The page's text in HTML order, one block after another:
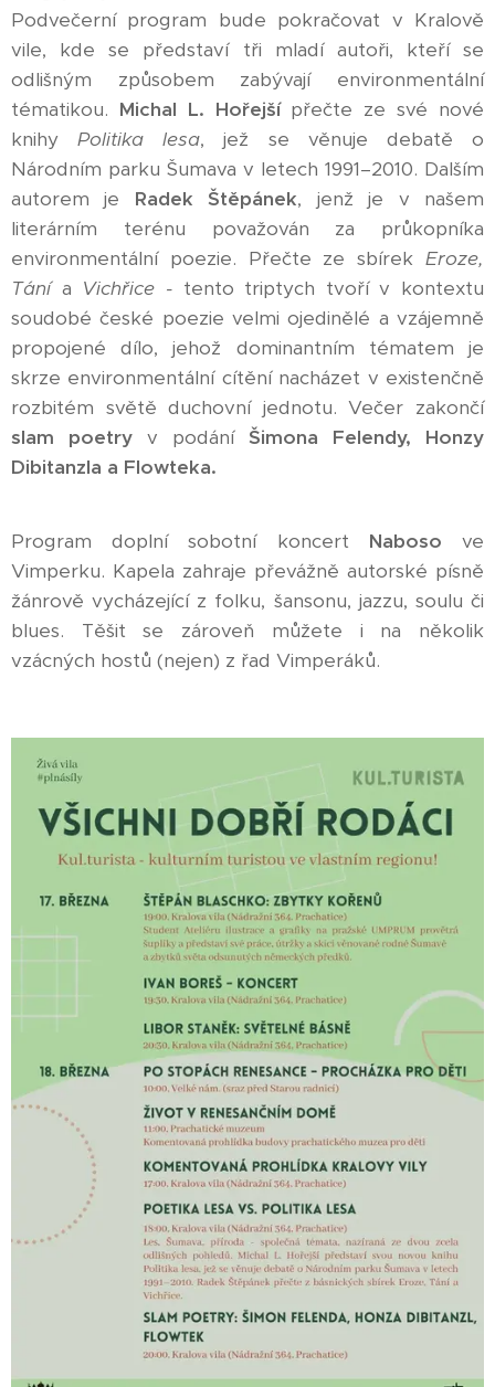
Podvečerní program bude pokračovat v Kralově
vile, kde se představí tři mladí autoři, kteří se
odlišným způsobem zabývají environmentální
tématikou. Michal L. Hořejšípřečte ze své nové
knihyPolitika lesa, jež se věnuje debatě o
Národním parku Šumava v letech 1991–2010. Dalším
autorem je Radek Štěpánek, jenž je v našem
literárním terénu považován za průkopníka
environmentální poezie. Přečte ze sbírek Eroze,
Tánía Vichřice - tento triptych tvoří v kontextu
soudobé české poezie velmi ojedinělé a vzájemně
propojené dílo, jehož dominantním tématem je
skrze environmentální cítění nacházet v existenčně
rozbitém světě duchovní jednotu. Večer zakončí
slam poetry v podání Šimona Felendy, Honzy
Dibitanzla a Flowteka.
Program doplní sobotní koncert Naboso ve
Vimperku. Kapela zahraje převážně autorské písně
žánrově vycházející z folku, šansonu, jazzu, soulu či
blues. Těšit se zároveň můžete i na několik
vzácných hostů (nejen) z řad Vimperáků.